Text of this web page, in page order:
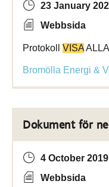
23 January
Webbsida
Protokoll VISAALLA
Bromölla Energi &
Dokument för
4 October 2019
Webbsida